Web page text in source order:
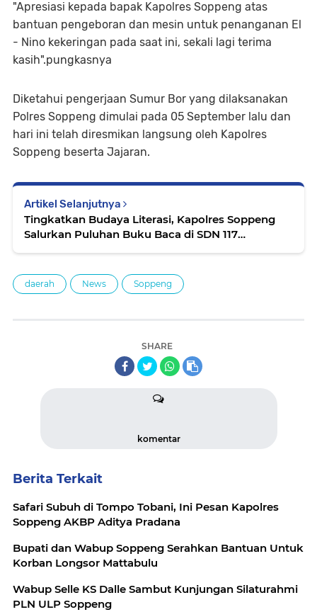
"Apresiasi kepada bapak Kapolres Soppeng atas
bantuan pengeboran dan mesin untuk penanganan El
- Nino kekeringan pada saat ini, sekali lagi terima
kasih".pungkasnya
Diketahui pengerjaan Sumur Bor yang dilaksanakan
Polres Soppeng dimulai pada 05 September lalu dan
hari ini telah diresmikan langsung oleh Kapolres
Soppeng beserta Jajaran.
Artikel Selanjutnya
Tingkatkan Budaya Literasi, Kapolres Soppeng
Salurkan Puluhan Buku Baca di SDN 117
daerah News Soppeng
SHARE
komentar
Berita Terkait
Safari Subuh di Tompo Tobani, Ini Pesan Kapolres
Soppeng AKBP Aditya Pradana
Bupati dan Wabup Soppeng Serahkan Bantuan Untuk
Korban Longsor Mattabulu
Wabup Selle KS Dalle Sambut Kunjungan Silaturahmi
PLN ULP Soppeng